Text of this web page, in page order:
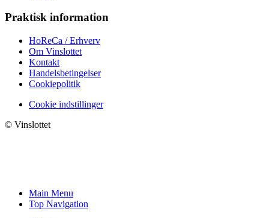
Praktisk information
HoReCa / Erhverv
Om Vinslottet
Kontakt
Handelsbetingelser
Cookiepolitik
Cookie indstillinger
© Vinslottet
Main Menu
Top Navigation